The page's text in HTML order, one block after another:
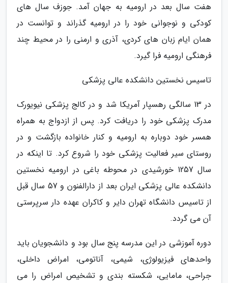
هفت سال بعد در ارومیه به جهان آمد. جوزف سال های
کودکی و نوجوانی خود را در ارومیه گذراند و توانست در
همان ایام زبان های کردی، آذری و ارمنی را در محیط چند
فرهنگی ارومیه فرا گیرد.
تاسیس نخستین دانشکده عالی پزشکی
در 13 سالگی رهسپار آمریکا شد و در کالج پزشکی نیویورک
مدرک پزشکی خود را دریافت کرد. پس از ازدواج به همراه
همسر خود دوباره به ارومیه و کنار خانواده بازگشت و در
روستای سیر فعالیت پزشکی خود را شروع کرد. تا اینکه در
سال 1257 خورشیدی در محوطه باغی در ارومیه نخستین
دانشکده عالی پزشکی ایران بعد از دارالفنون و 57 سال قبل
از تاسیس دانشگاه تهران دایر و کاکران عهده دار سرپرستی
آن می گردد.
دوره آموزشی در این مدرسه پنج سال بود و دانشجویان باید
واحدهای فیزیولوژی، شیمی، آناتومی، امراض داخلی،
جراحی، مامایی، شکسته بندی و تشخیص امراض را می